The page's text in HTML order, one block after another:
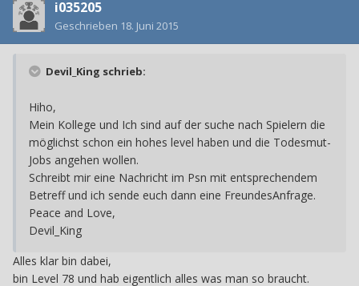
i035205
Geschrieben 18. Juni 2015
Devil_King schrieb:
Hiho,
Mein Kollege und Ich sind auf der suche nach Spielern die
möglichst schon ein hohes level haben und die Todesmut-
Jobs angehen wollen.
Schreibt mir eine Nachricht im Psn mit entsprechendem
Betreff und ich sende euch dann eine FreundesAnfrage.
Peace and Love,
Devil_King
Alles klar bin dabei,
bin Level 78 und hab eigentlich alles was man so braucht.